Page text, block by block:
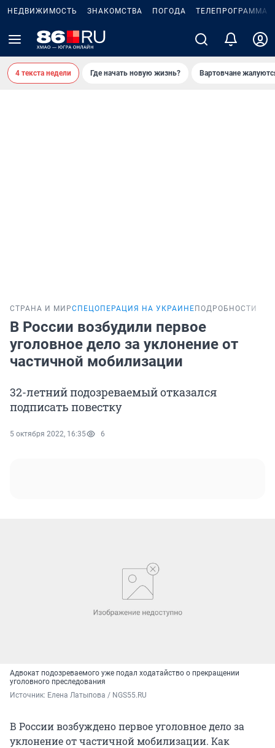
НЕДВИЖИМОСТЬ ЗНАКОМСТВА ПОГОДА ТЕЛЕПРОГРАММА
4 текста недели Где начать новую жизнь? Вартовчане
СТРАНА И МИРСПЕЦОПЕРАЦИЯ НА УКРАИНЕ ПОДРОБНОСТИ
В России возбудили первое
уголовное дело за уклонение от
частичной мобилизации
32-летний подозреваемый отказался
подписать повестку
5 октября 2022, 16:35 6
Адвокат подозреваемого уже подал ходатайство о прекращении
уголовного преследования
Источник: Елена Латыпова / NGS55.RU
В России возбуждено первое уголовное дело за
уклонение от частичной мобилизации. Как